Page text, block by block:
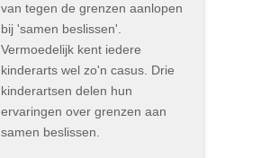
van tegen de grenzen aanlopen
bij 'samen beslissen'.
Vermoedelijk kent iedere
kinderarts wel zo'n casus. Drie
kinderartsen delen hun
ervaringen over grenzen aan
samen beslissen.